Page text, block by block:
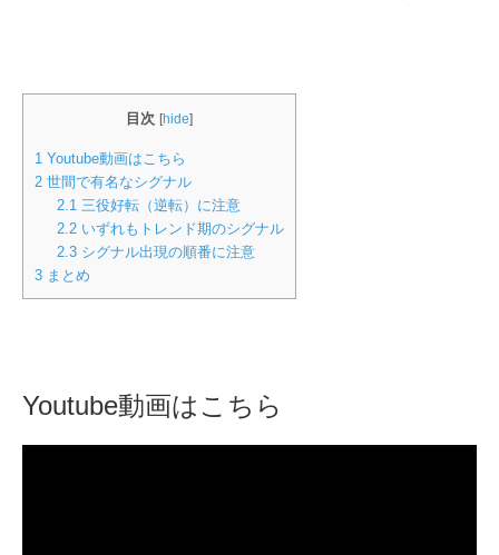
目次 [hide]
1 Youtube動画はこちら
2 世間で有名なシグナル
2.1三役好転（逆転）に注意
2.2いずれもトレンド期のシグナル
2.3シグナル出現の順番に注意
3 まとめ
Youtube動画はこちら